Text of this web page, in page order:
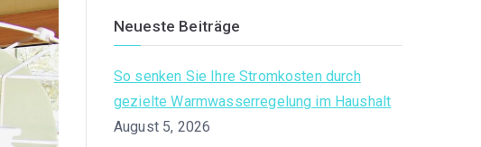
r
Neueste Beiträge
So senken Sie Ihre Stromkosten durch
gezielte Warmwasserregelung im Haushalt
August 5, 2026